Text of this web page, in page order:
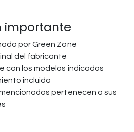
importante
por Green Zone
del fabricante
con los modelos indicados
incluida
pertenecen a sus